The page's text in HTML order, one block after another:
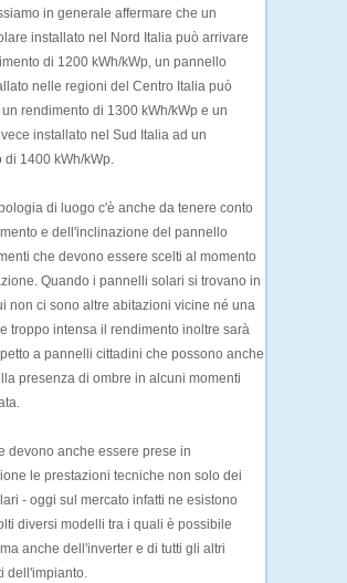
in generale affermare che un
installato nel Nord Italia può arrivare
di 1200 kWh/kWp, un pannello
nelle regioni del Centro Italia può
rendimento di 1300 kWh/kWp e un
installato nel Sud Italia ad un
di 1400 kWh/kWp.
di luogo c'è anche da tenere conto
e dell'inclinazione del pannello
che devono essere scelti al momento
Quando i pannelli solari si trovano in
non ci sono altre abitazioni vicine né una
troppo intensa il rendimento inoltre sarà
a pannelli cittadini che possono anche
presenza di ombre in alcuni momenti
devono anche essere prese in
le prestazioni tecniche non solo dei
- oggi sul mercato infatti ne esistono
diversi modelli tra i quali è possibile
anche dell'inverter e di tutti gli altri
dell'impianto.